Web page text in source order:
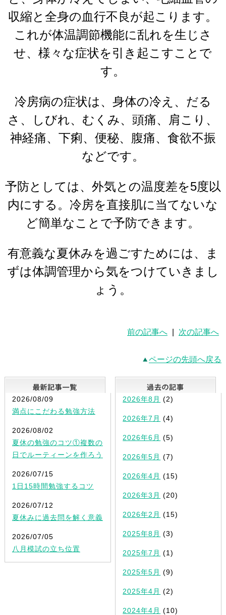
収縮と全身の血行不良が起こります。
これが体温調節機能に乱れを生じさ
せ、様々な症状を引き起こすことで
す。
冷房病の症状は、身体の冷え、だる
さ、しびれ、むくみ、頭痛、肩こり、
神経痛、下痢、便秘、腹痛、食欲不振
などです。
予防としては、外気との温度差を5度以
内にする。冷房を直接肌に当てないな
ど簡単なことで予防できます。
有意義な夏休みを過ごすためには、ま
ずは体調管理から気をつけていきまし
ょう。
前の記事へ 次の記事へ
ページの先頭へ戻る
最新記事一覧
2026/08/09
満点にこだわる勉強方法
2026/08/02
夏休の勉強のコツ①複数の
日でルーティーンを作ろう
2026/07/15
1日15時間勉強するコツ
2026/07/12
夏休みに過去問を解く意義
2026/07/05
八月模試の立ち位置
2026年8月 (2)
2026年7月 (4)
2026年6月 (5)
2026年5月 (7)
2026年4月 (15)
2026年3月 (20)
2026年2月 (15)
2025年8月 (3)
2025年7月 (1)
2025年5月 (9)
2025年4月 (2)
2024年4月 (10)